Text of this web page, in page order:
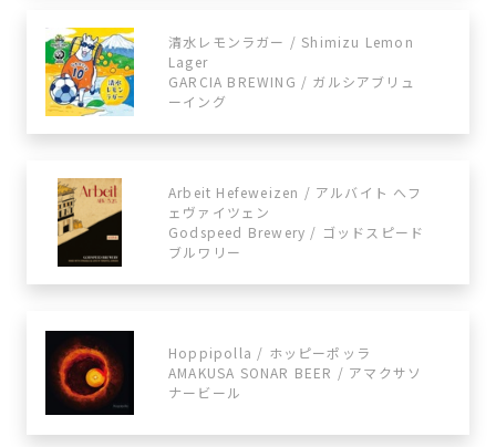
清水レモンラガー / Shimizu Lemon
Lager
GARCIA BREWING / ガルシアブリュ
ーイング
Arbeit Hefeweizen / アルバイト へフ
ェヴァイツェン
Godspeed Brewery / ゴッドスピード
ブルワリー
Hoppipolla / ホッピーポッラ
AMAKUSA SONAR BEER / アマクサソ
ナービール